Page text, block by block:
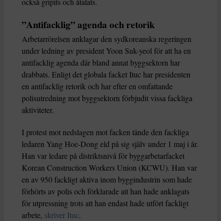
”Antifacklig” agenda och retorik
Arbetarrörelsen anklagar den sydkoreanska regeringen
under ledning av president Yoon Suk-yeol för att ha en
antifacklig agenda där bland annat byggsektorn har
drabbats. Enligt det globala facket Ituc har presidenten
en antifacklig retorik och har efter en omfattande
polisutredning mot byggsektorn förbjudit vissa fackliga
aktiviteter.
I protest mot nedslagen mot facken tände den fackliga
ledaren Yang Hoe-Dong eld på sig själv under 1 maj i år.
Han var ledare på distriktsnivå för byggarbetarfacket
Korean Construction Workers Union (KCWU). Han var
en av 950 fackligt aktiva inom byggindustrin som hade
förhörts av polis och förklarade att han hade anklagats
för utpressning trots att han endast hade utfört fackligt
arbete, skriver Ituc.